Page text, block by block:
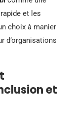
et les
choix à manier
d’organisations
et